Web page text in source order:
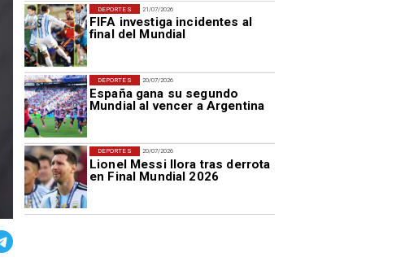
21/07/2026
FIFA investiga incidentes al
final del Mundial
DEPORTES
20/07/2026
España gana su segundo
Mundial al vencer a Argentina
DEPORTES
20/07/2026
Lionel Messi llora tras derrota
en Final Mundial 2026
DEPORTES